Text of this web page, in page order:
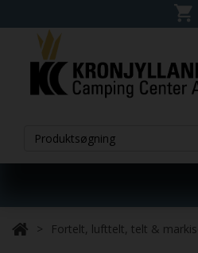
Fortelt, lufttelt, telt &